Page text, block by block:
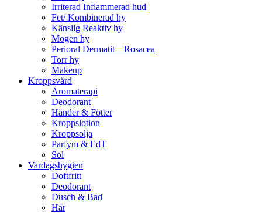
Irriterad Inflammerad hud
Fet/ Kombinerad hy
Känslig Reaktiv hy
Mogen hy
Perioral Dermatit – Rosacea
Torr hy
Makeup
Kroppsvård
Aromaterapi
Deodorant
Händer & Fötter
Kroppslotion
Kroppsolja
Parfym & EdT
Sol
Vardagshygien
Doftfritt
Deodorant
Dusch & Bad
Hår